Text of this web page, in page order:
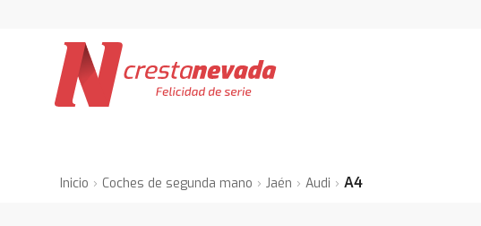
Inicio Coches de segunda mano Jaén Audi A4